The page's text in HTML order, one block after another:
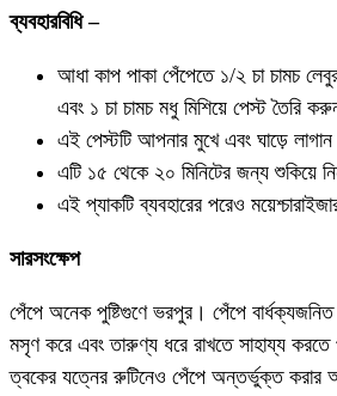
ব্যবহারবিধি –
আধা কাপ পাকা পেঁপেতে ১/২ চা চামচ
এবং ১ চা চামচ মধু মিশিয়ে পেস্ট তৈরি
এই পেস্টটি আপনার মুখে এবং ঘাড়ে
এটি ১৫ থেকে ২০ মিনিটের জন্য শুকিয়ে
এই প্যাকটি ব্যবহারের পরেও
সারসংক্ষেপ
পেঁপে অনেক পুষ্টিগুণে ভরপুর। পেঁপে
মসৃণ করে এবং তারুণ্য ধরে রাখতে সাহায্য
ত্বকের যত্নের রুটিনেও পেঁপে অন্তর্ভুক্ত করার